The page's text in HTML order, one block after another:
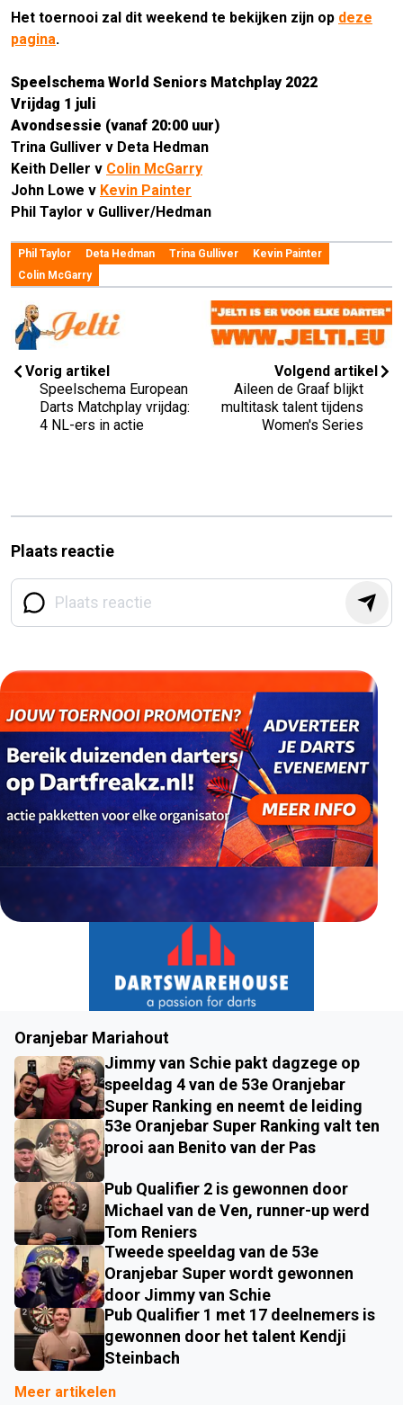
Het toernooi zal dit weekend te bekijken zijn op deze
pagina.
Speelschema World Seniors Matchplay 2022
Vrijdag 1 juli
Avondsessie (vanaf 20:00 uur)
Trina Gulliver v Deta Hedman
Keith Deller v Colin McGarry
John Lowe v Kevin Painter
Phil Taylor v Gulliver/Hedman
Phil Taylor Deta Hedman Trina Gulliver
Kevin Painter
Colin McGarry
Vorig artikel
Speelschema European
Darts Matchplay vrijdag:
4 NL-ers in actie
Volgend artikel
Aileen de Graaf blijkt
multitask talent tijdens
Women's Series
Plaats reactie
Oranjebar Mariahout
Jimmy van Schie pakt dagzege op
speeldag 4 van de 53e Oranjebar
Super Ranking en neemt de leiding
53e Oranjebar Super Ranking valt ten
prooi aan Benito van der Pas
Pub Qualifier 2 is gewonnen door
Michael van de Ven, runner-up werd
Tom Reniers
Tweede speeldag van de 53e
Oranjebar Super wordt gewonnen
door Jimmy van Schie
Pub Qualifier 1 met 17 deelnemers is
gewonnen door het talent Kendji
Steinbach
Meer artikelen